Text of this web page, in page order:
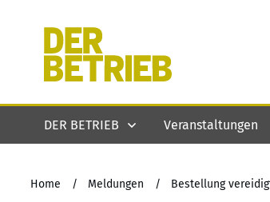
DER BETRIEB Veranstaltungen
Home / Meldungen / Bestellung